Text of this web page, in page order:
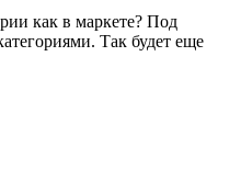
как в маркете? Под
Так будет еще